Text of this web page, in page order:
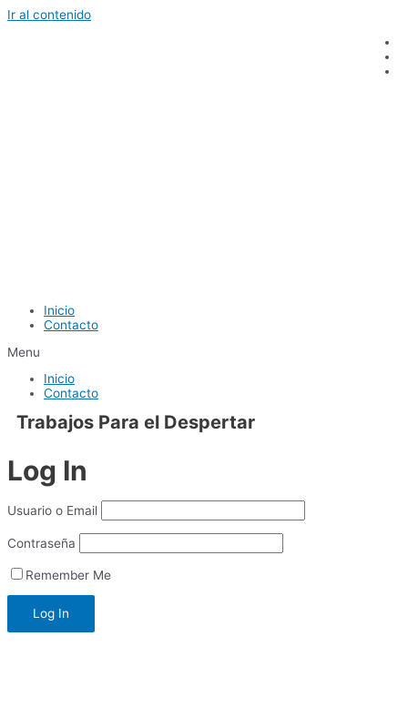
Ir al contenido
Inicio
Contacto
Menu
Inicio
Contacto
Trabajos Para el Despertar
Log In
Usuario o Email
Contraseña
Remember Me